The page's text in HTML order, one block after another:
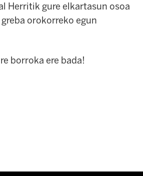
Herritik gure elkartasun osoa
orokorreko egun
borroka ere bada!